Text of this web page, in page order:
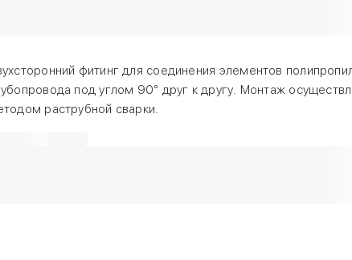
фитинг для соединения элементов
под углом 90° друг к другу. Монтаж
раструбной сварки.